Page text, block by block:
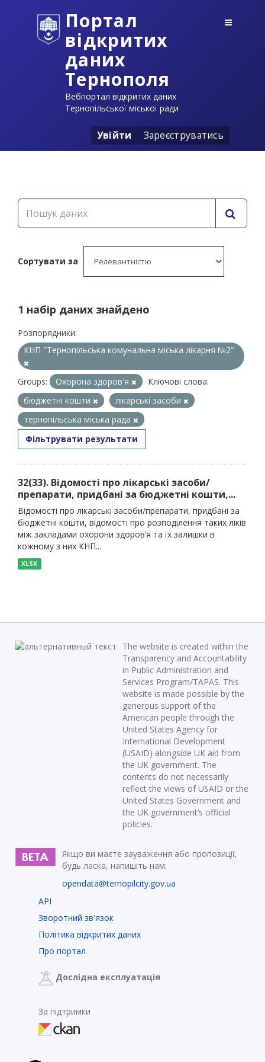
Портал
відкритих
даних
Тернополя
Вебпортал відкритих даних
Тернопільської міської ради
Увійти Зареєструватись
Сортувати за
1 набір даних знайдено
Розпорядники:
КНП "Тернопільська комунальна міська лікарня №2"
Groups: Охорона здоров'я
Ключові слова:
бюджетні кошти
лікарські засоби
тернопільська міська рада
Фільтрувати результати
32(33). Відомості про лікарські засоби/
препарати, придбані за бюджетні кошти,...
Відомості про лікарські засоби/препарати, придбані за
бюджетні кошти, відомості про розподілення таких ліків
між закладами охорони здоров’я та їх залишки в
кожному з них КНП...
XLSX
The website is created within the
Transparency and Accountability
in Public Administration and
Services Program/TAPAS. This
website is made possible by the
generous support of the
American people through the
United States Agency for
International Development
(USAID) alongside UK aid from
the UK government. The
contents do not necessarily
reflect the views of USAID or the
United States Government and
the UK government’s official
policies.
Якщо ви маєте зауваження або пропозиції,
будь ласка, напишіть нам:
opendata@ternopilcity.gov.ua
API
Зворотний зв'язок
Політика відкритих даних
Про портал
Дослідна експлуатація
За підтримки